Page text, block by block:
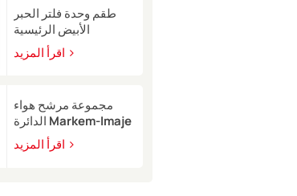
طقم وحدة فلتر الحبر
الأبيض الرئيسية
EB49406 مع مستشعر
ضغط لطابعة Image
مجموعة مرشح هواء
الدائرة Markem-Imaje
EB40209 للطابعة
النافثة للحبر 9232 9410